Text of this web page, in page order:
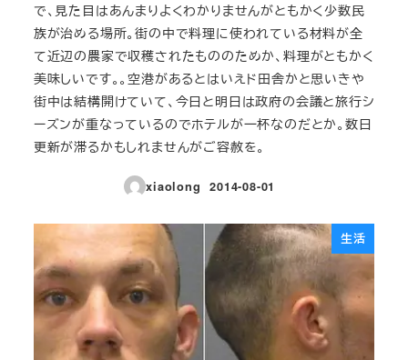
で、見た目はあんまりよくわかりませんがともかく少数民
族が治める場所。街の中で料理に使われている材料が全
て近辺の農家で収穫されたもののためか、料理がともかく
美味しいです。。空港があるとはいえド田舎かと思いきや
街中は結構開けていて、今日と明日は政府の会議と旅行シ
ーズンが重なっているのでホテルが一杯なのだとか。数日
更新が滞るかもしれませんがご容赦を。
xiaolong
投稿日
2014-08-01
生活